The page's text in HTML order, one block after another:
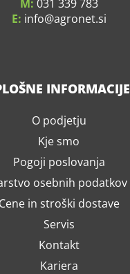
M: 031 339 783
E: info agronet.si
INFORMACIJE
O podjetju
Kje smo
Pogoji poslovanja
osebnih podatkov
Cene in stroški dostave
Servis
Kontakt
Kariera